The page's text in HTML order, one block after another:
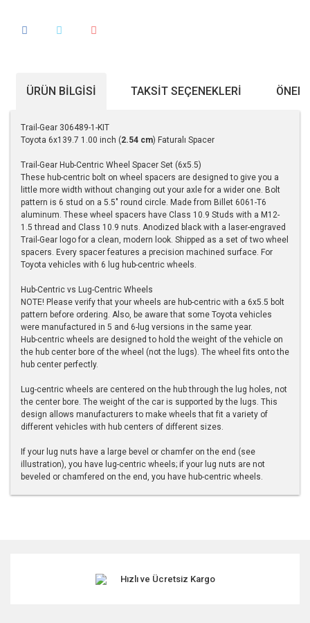
ÜRÜN BILGISI TAKSIT SEÇENEKLERI
Trail-Gear 306489-1-KIT
Toyota 6x139.7 1.00 inch (2.54 cm) Faturalı Spacer
Trail-Gear Hub-Centric Wheel Spacer Set (6x5.5)
These hub-centric bolt on wheel spacers are designed to give you a
little more width without changing out your axle for a wider one. Bolt
pattern is 6 stud on a 5.5" round circle. Made from Billet 6061-T6
aluminum. These wheel spacers have Class 10.9 Studs with a M12-
1.5 thread and Class 10.9 nuts. Anodized black with a laser-engraved
Trail-Gear logo for a clean, modern look. Shipped as a set of two wheel
spacers. Every spacer features a precision machined surface. For
Toyota vehicles with 6 lug hub-centric wheels.
Hub-Centric vs Lug-Centric Wheels
NOTE! Please verify that your wheels are hub-centric with a 6x5.5 bolt
pattern before ordering. Also, be aware that some Toyota vehicles
were manufactured in 5 and 6-lug versions in the same year.
Hub-centric wheels are designed to hold the weight of the vehicle on
the hub center bore of the wheel (not the lugs). The wheel fits onto the
hub center perfectly.
Lug-centric wheels are centered on the hub through the lug holes, not
the center bore. The weight of the car is supported by the lugs. This
design allows manufacturers to make wheels that fit a variety of
different vehicles with hub centers of different sizes.
If your lug nuts have a large bevel or chamfer on the end (see
illustration), you have lug-centric wheels; if your lug nuts are not
beveled or chamfered on the end, you have hub-centric wheels.
Ürün resmi kalitesiz, bozuk veya görüntülenemiyor.
Hızlı ve Ücretsiz Kargo